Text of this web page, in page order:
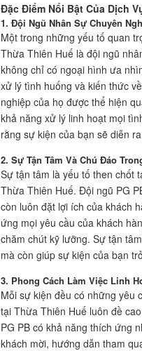
Đặc Điểm Nổi Bật Của Dịch
1. Đội Ngũ Nhân Sự Chuyên
Một trong những yếu tố quan
Thừa Thiên Huế là đội ngũ
không chỉ có ngoại hình ưa
xử lý tình huống và kiến thức
nghiệp của họ được thể hiện
khả năng xử lý linh hoạt mọi
rằng sự kiện của bạn sẽ diễn
2. Sự Tận Tâm Và Chú Đáo
Sự tận tâm là yếu tố then chốt
Thừa Thiên Huế. Đội ngũ PG
còn luôn đặt lợi ích của khách
ứng mọi yêu cầu của khách
chăm chút kỹ lưỡng. Sự tận
mà còn giúp sự kiện của bạn
3. Phong Cách Làm Việc Linh
Mỗi sự kiện đều có những yêu
tại Thừa Thiên Huế luôn đề
PG PB có khả năng thích ứng
khách mời, hướng dẫn tham